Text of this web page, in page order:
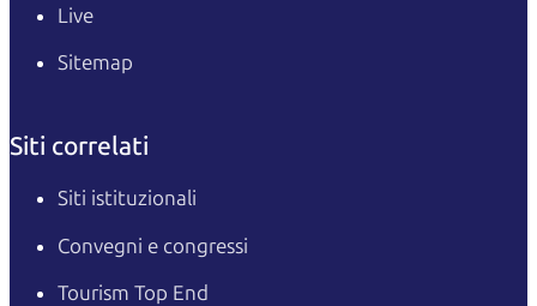
Live
Sitemap
Siti correlati
Siti istituzionali
Convegni e congressi
Tourism Top End